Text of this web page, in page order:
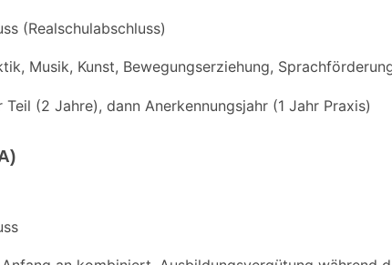
(Realschulabschluss)
Musik, Kunst, Bewegungserziehung,
(2 Jahre), dann Anerkennungsjahr (1 Jahr Praxis)